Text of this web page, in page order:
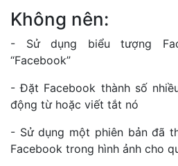
Không nên:
- Sử dụng biểu tượng
“Facebook”
- Đặt Facebook thành số
động từ hoặc viết tắt nó
- Sử dụng một phiên bản đã
Facebook trong hình ảnh cho